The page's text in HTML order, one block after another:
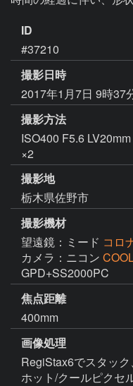
ID
#37210
撮影日時
2017年1月7日 9時37
撮影方法
ISO400 F5.6
×2
撮影地
栃木県佐野市
撮影機材
望遠鏡：ミード コロ
カメラ：ニコン
GPD+SS2000PC
焦点距離
400mm
画像処理
RegiStax6でスタック
ホット/クールピクセ